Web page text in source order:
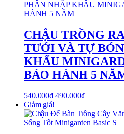
CHẬU TRỒNG
TƯỚI VÀ TỰ
KHẨU
BẢO HÀNH 5
540.000₫ 490.000₫
Giảm giá!